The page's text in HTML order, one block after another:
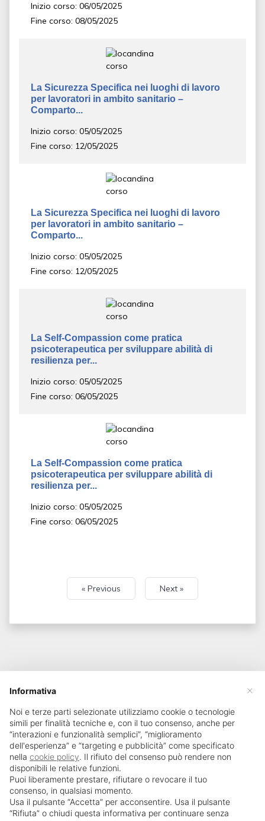
Inizio corso: 06/05/2025
Fine corso: 08/05/2025
La Sicurezza Specifica nei luoghi di lavoro
per lavoratori in ambito sanitario –
Comparto...
Inizio corso: 05/05/2025
Fine corso: 12/05/2025
La Sicurezza Specifica nei luoghi di lavoro
per lavoratori in ambito sanitario –
Comparto...
Inizio corso: 05/05/2025
Fine corso: 12/05/2025
La Self-Compassion come pratica
psicoterapeutica per sviluppare abilità di
resilienza per...
Inizio corso: 05/05/2025
Fine corso: 06/05/2025
La Self-Compassion come pratica
psicoterapeutica per sviluppare abilità di
resilienza per...
Inizio corso: 05/05/2025
Fine corso: 06/05/2025
« Previous Next »
SailPortal 8.5.1 build 18
×
Informativa
Noi e terze parti selezionate utilizziamo cookie o tecnologie
simili per finalità tecniche e, con il tuo consenso, anche per
“interazioni e funzionalità semplici”, “miglioramento
dell'esperienza” e “targeting e pubblicità” come specificato
nella cookie policy. Il rifiuto del consenso può rendere non
disponibili le relative funzioni.
Puoi liberamente prestare, rifiutare o revocare il tuo
consenso, in qualsiasi momento.
Usa il pulsante “Accetta” per acconsentire. Usa il pulsante
“Rifiuta” o chiudi questa informativa per continuare senza